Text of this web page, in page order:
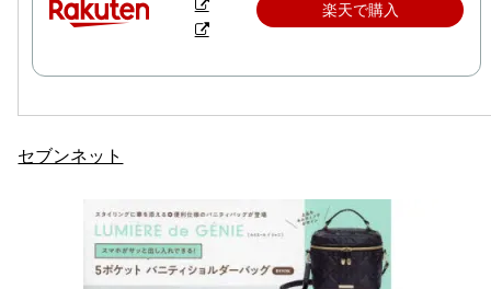
楽天で購入
セブンネット